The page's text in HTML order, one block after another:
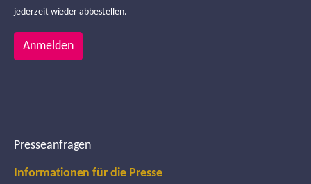
jederzeit wieder abbestellen.
Anmelden
Presseanfragen
Informationen für die Presse